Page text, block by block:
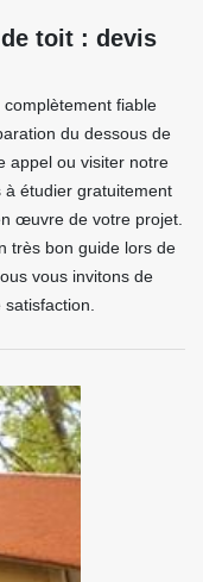
toit : devis
fiable
du dessous de
appel ou visiter notre
à étudier gratuitement
œuvre de votre projet.
très bon guide lors de
vous invitons de